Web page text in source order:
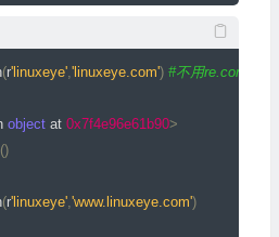
#search匹配整个字
(r'linuxeye','linuxeye.com') #不用re.compile
object at 0x7f4e96e61b90>
()
(r'linuxeye','www.linuxeye.com')